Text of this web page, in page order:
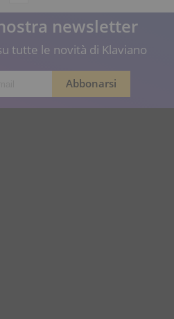
newsletter
tutte le novità di Klaviano